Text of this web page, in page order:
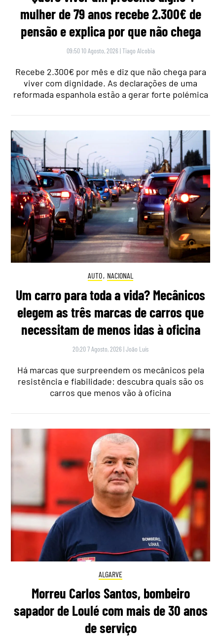
mulher de 79 anos recebe 2.300€ de
pensão e explica por que não chega
09:50 10 Agosto, 2026 |Tiago Alcobia
Recebe 2.300€ por mês e diz que não chega para
viver com dignidade. As declarações de uma
reformada espanhola estão a gerar forte polémica
AUTO, NACIONAL
Um carro para toda a vida? Mecânicos
elegem as três marcas de carros que
necessitam de menos idas à oficina
20:20 7 Agosto, 2026 |João Luís
Há marcas que surpreendem os mecânicos pela
resistência e fiabilidade: descubra quais são os
carros que menos vão à oficina
ALGARVE
Morreu Carlos Santos, bombeiro
sapador de Loulé com mais de 30 anos
de serviço